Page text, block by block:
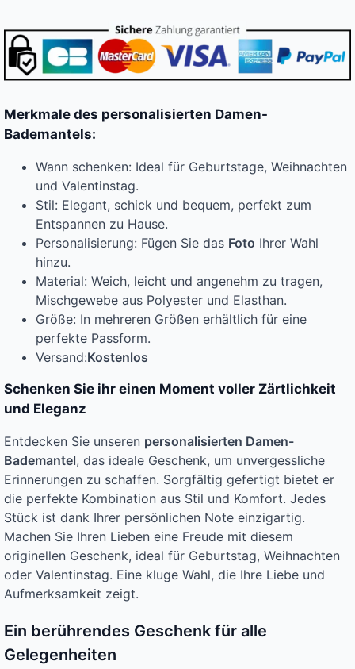
Merkmale des personalisierten Damen-
Bademantels:
Wann schenken: Ideal für Geburtstage, Weihnachten
und Valentinstag.
Stil: Elegant, schick und bequem, perfekt zum
Entspannen zu Hause.
Personalisierung: Fügen Sie das Foto Ihrer Wahl
hinzu.
Material: Weich, leicht und angenehm zu tragen,
Mischgewebe aus Polyester und Elasthan.
Größe: In mehreren Größen erhältlich für eine
perfekte Passform.
Versand:Kostenlos
Schenken Sie ihr einen Moment voller Zärtlichkeit
und Eleganz
Entdecken Sie unseren personalisierten Damen-
Bademantel, das ideale Geschenk, um unvergessliche
Erinnerungen zu schaffen. Sorgfältig gefertigt bietet er
die perfekte Kombination aus Stil und Komfort. Jedes
Stück ist dank Ihrer persönlichen Note einzigartig.
Machen Sie Ihren Lieben eine Freude mit diesem
originellen Geschenk, ideal für Geburtstag, Weihnachten
oder Valentinstag. Eine kluge Wahl, die Ihre Liebe und
Aufmerksamkeit zeigt.
Ein berührendes Geschenk für alle
Gelegenheiten